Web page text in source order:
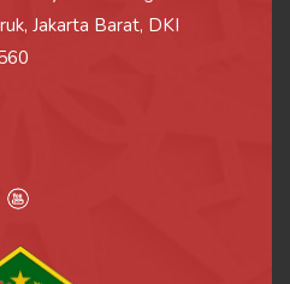
Jakarta Barat, DKI